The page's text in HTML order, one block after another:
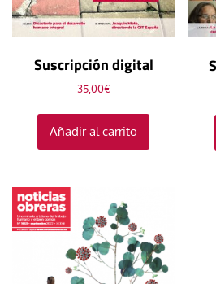
Suscripción digital
35,00€
Añadir al carrito